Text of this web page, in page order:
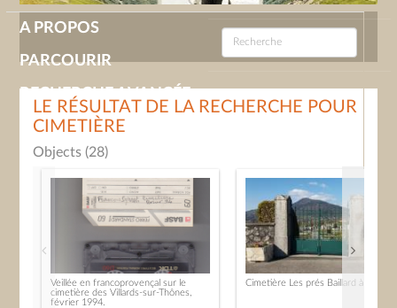
A PROPOS
PARCOURIR
RECHERCHE AVANCÉE
GALERIE
CONTACT
LE RÉSULTAT DE LA RECHERCHE POUR
CIMETIÈRE
Objects (28)
Veillée en francoprovençal sur le
cimetière des Villards-sur-Thônes,
février 1994.
Cimetière Les prés Baillard à